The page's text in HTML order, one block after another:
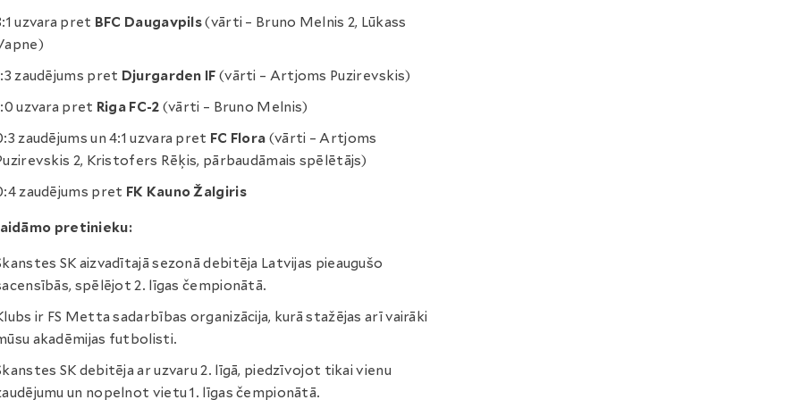
uzvara pret BFC Daugavpils(vārti – Bruno Melnis 2, Lūkass
zaudējums pret Djurgarden IF (vārti – Artjoms Puzirevskis)
uzvara pret Riga FC-2 (vārti – Bruno Melnis)
zaudējums un 4:1 uzvara pret FC Flora (vārti – Artjoms
2, Kristofers Rēķis, pārbaudāmais spēlētājs)
zaudējums pret FK Kauno Žalgiris
pretinieku:
SK aizvadītajā sezonā debitēja Latvijas pieaugušo
spēlējot 2. līgas čempionātā.
ir FS Metta sadarbības organizācija, kurā stažējas arī vairāki
akadēmijas futbolisti.
SK debitēja ar uzvaru 2. līgā, piedzīvojot tikai vienu
un nopelnot vietu 1. līgas čempionātā.